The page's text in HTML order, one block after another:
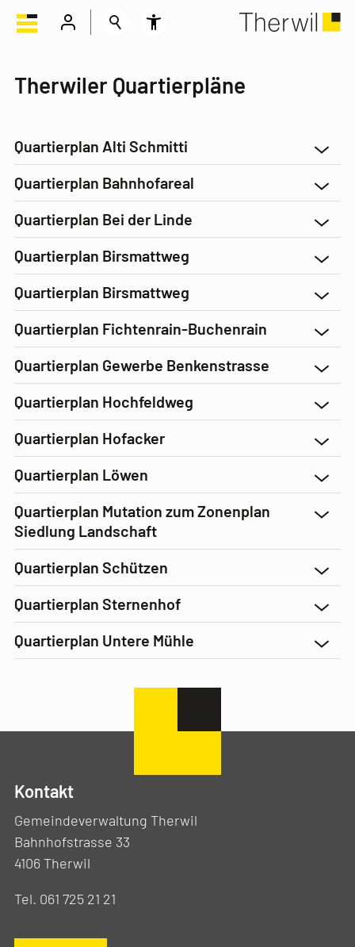
Therwiler Quartierpläne
Quartierplan Alti Schmitti
Quartierplan Bahnhofareal
Quartierplan Bei der Linde
Quartierplan Birsmattweg
Quartierplan Birsmattweg
Quartierplan Fichtenrain-Buchenrain
Quartierplan Gewerbe Benkenstrasse
Quartierplan Hochfeldweg
Quartierplan Hofacker
Quartierplan Löwen
Quartierplan Mutation zum Zonenplan
Siedlung Landschaft
Quartierplan Schützen
Quartierplan Sternenhof
Quartierplan Untere Mühle
Kontakt
Gemeindeverwaltung Therwil
Bahnhofstrasse 33
4106 Therwil
Tel. 061 725 21 21